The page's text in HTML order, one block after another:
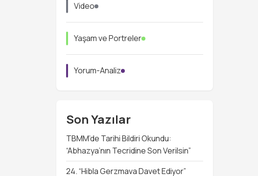
Video
Yaşam ve Portreler
Yorum-Analiz
Son Yazılar
TBMM’de Tarihi Bildiri Okundu:
“Abhazya’nın Tecridine Son Verilsin”
24. “Hibla Gerzmava Davet Ediyor”